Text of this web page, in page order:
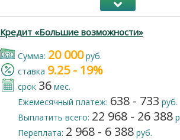
Кредит «Большие возможности»
Cумма: 20 000руб.
cтавка 9.25 - 19%
срок 36 мес.
Ежемесячный платеж: 638 - 733 руб.
Выплатить всего: 22 968 - 26 388
Переплата: 2 968 - 6 388 руб.